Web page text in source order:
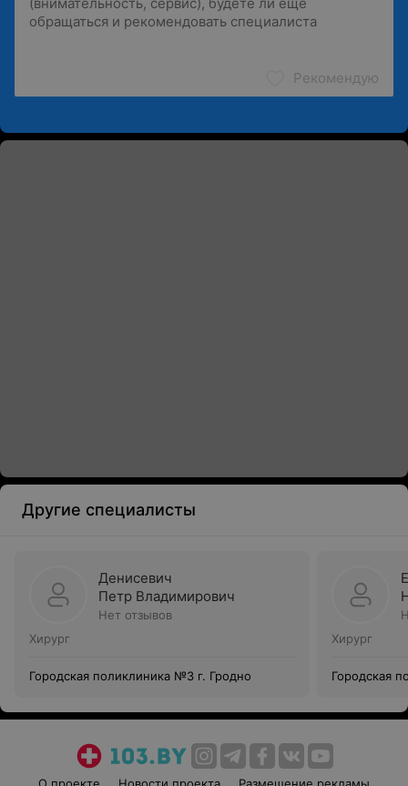
Рекомендую
Другие специалисты
Денисевич
Петр Владимирович
Нет отзывов
Хирург
Городская поликлиника №3 г. Гродно
Хирург
Городская